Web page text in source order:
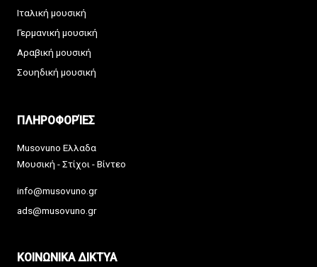
Ιταλική μουσική
Γερμανική μουσική
Αραβική μουσική
Σουηδική μουσική
ΠΛΗΡΟΦΟΡΊΕΣ
Musovuno Ελλαδα
Μουσική - Στίχοι - Βίντεο
info@musovuno.gr
ads@musovuno.gr
ΚΟΙΝΩΝΙΚΑ ΔΙΚΤΥΑ